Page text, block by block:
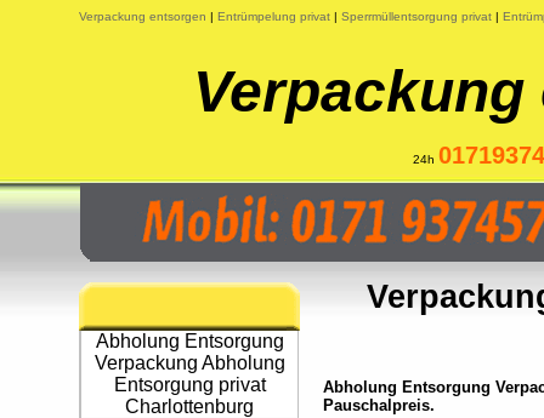
Verpackung entsorgen | Entrümpelung privat | Sperrmüllentsorgung privat |
24h
Abholung Entsorgung
Verpackung Abholung
Entsorgung privat
Charlottenburg
Abholung Entsorgung
Pauschalpreis.